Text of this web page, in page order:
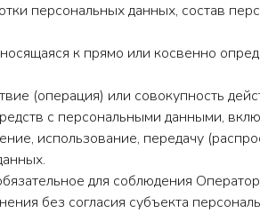
персональных данных, состав
к прямо или косвенно
(операция) или совокупность
с персональными данными,
использование, передачу
для соблюдения
без согласия субъекта